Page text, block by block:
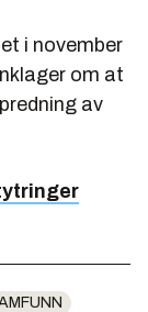
i november
om at
av